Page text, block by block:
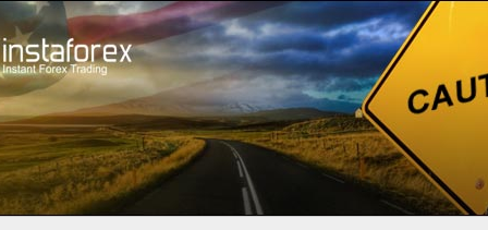
Трейдерам
Торговые условия